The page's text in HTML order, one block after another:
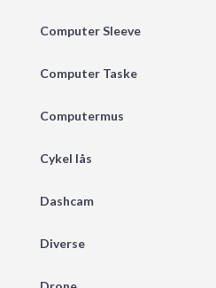
Computer Sleeve
Computer Taske
Computermus
Cykel lås
Dashcam
Diverse